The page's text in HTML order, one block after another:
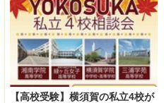
【高校受験】横須賀の私立4校が